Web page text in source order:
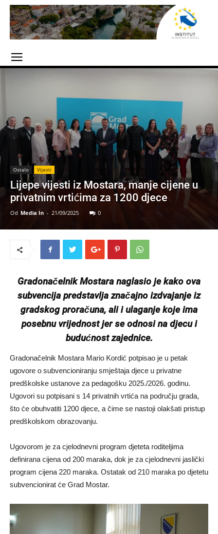
Ostalo Vijesti
Lijepe vijesti iz Mostara, manje cijene u
privatnim vrtićima za 1200 djece
Od Media In - 21/09/2025 0
Gradonačelnik Mostara naglasio je kako ova
subvencija predstavlja značajno izdvajanje iz
gradskog proračuna, ali i ulaganje koje ima
posebnu vrijednost jer se odnosi na djecu i
budućnost zajednice.
Gradonačelnik Mostara Mario Kordić potpisao je u petak
ugovore o subvencioniranju smještaja djece u privatne
predškolske ustanove za pedagošku 2025./2026. godinu.
Ugovori su potpisani s 14 privatnih vrtića na području grada,
što će obuhvatiti 1200 djece, a čime se nastoji olakšati pristup
predškolskom obrazovanju.
Ugovorom je za cjelodnevni program djeteta roditeljima
definirana cijena od 200 maraka, dok je za cjelodnevni jaslički
program cijena 220 maraka. Ostatak od 210 maraka po djetetu
subvencionirat će Grad Mostar.